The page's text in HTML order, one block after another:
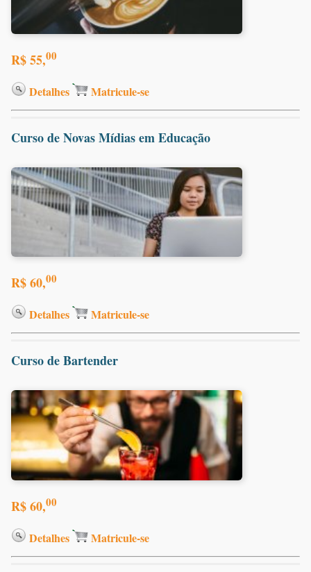
R$ 55,00
Detalhes Matricule-se
Curso de Novas Mídias em Educação
R$ 60,00
Detalhes Matricule-se
Curso de Bartender
R$ 60,00
Detalhes Matricule-se